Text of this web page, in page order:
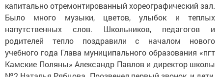
капитально отремонтированный хореографический зал.
Было много музыки, цветов, улыбок и теплых
напутственных слов. Школьников, педагогов и
родителей тепло поздравили с началом нового
учебного года Глава муниципального образования «пгт
Камские Поляны» Александр Павлов и директор школы